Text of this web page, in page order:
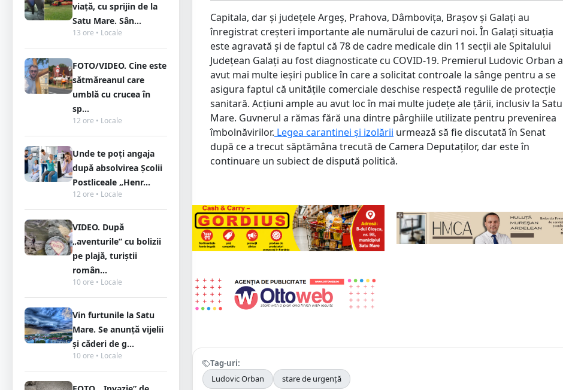
viață, cu sprijin de la
Satu Mare. Sân...
13 ore • Locale
FOTO/VIDEO. Cine este
sătmăreanul care
umblă cu crucea în
sp...
12 ore • Locale
Unde te poți angaja
după absolvirea Școlii
Postliceale „Henr...
12 ore • Locale
VIDEO. După
„aventurile” cu bolizii
pe plajă, turiștii
român...
10 ore • Locale
Vin furtunile la Satu
Mare. Se anunță vijelii
și căderi de g...
10 ore • Locale
Capitala, dar și județele Argeș, Prahova, Dâmbovița, Brașov și Galați au
înregistrat creșteri importante ale numărului de cazuri noi. În Galați situația
este agravată și de faptul că 78 de cadre medicale din 11 secţii ale Spitalului
Judeţean Galați au fost diagnosticate cu COVID-19. Premierul Ludovic Orban a
avut mai multe ieșiri publice în care a solicitat controale la sânge pentru a se
asigura faptul că unitățile comerciale deschise respectă regulile de protecție
sanitară. Acțiuni ample au avut loc în mai multe județe ale țării, inclusiv la Satu
Mare. Guvnerul a rămas fără una dintre pârghiile utilizate pentru prevenirea
îmbolnăvirilor. Legea carantinei și izolării urmează să fie discutată în Senat
după ce a trecut săptămâna trecută de Camera Deputaților, dar este în
continuare un subiect de dispută politică.
Tag-uri:
Ludovic Orban
stare de urgență